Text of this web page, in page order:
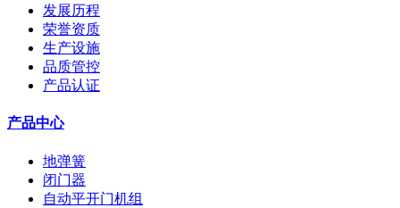
发展历程
荣誉资质
生产设施
品质管控
产品认证
产品中心
地弹簧
闭门器
自动平开门机组